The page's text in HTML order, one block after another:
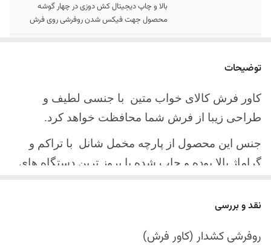
بالا و چاپ دیجیتال کش دوزی در چهار گوشه
محصول جهت فیکس شدن روفرشی روی فرش
آینده
توضیحات
کاور فرش کالای خواب متین با جنسی لطیف و
طراحی زیبا از فرش شما محافظت خواهد کرد.
جنس این محصول از پارچه مخمل شانل با تراکم و
گراماژ بالا بوده و چاپ شده با بروز ترین دستگاه های
چهار گوشه این محصول با کش باکیفیت دوخته‌شده
نقد و بررسی
روفرشی کشدار (کاور فرش)